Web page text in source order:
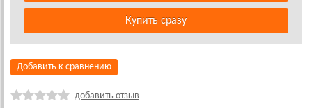
Добавить к сравнению
добавить отзыв